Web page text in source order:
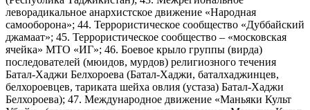
леворадикальное анархистское движение «Народная
самооборона»; 44. Террористическое сообщество «Дуббайский
джамаат»; 45. Террористическое сообщество – «московская
ячейка» МТО «ИГ»; 46. Боевое крыло группы (вирда)
последователей (мюидов, мурдов) религиозного течения
Батал-Хаджи Белхороева (Батал-Хаджи, баталхаджинцев,
белхороевцев, тариката шейха овлия (устаза) Батал-Хаджи
Белхороева); 47. Международное движение «Маньяки Культ